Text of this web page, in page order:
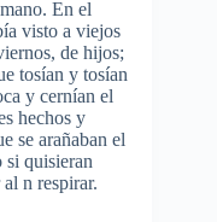
En el
visto a viejos
de hijos;
tosían y tosían
y cernían el
hechos y
se arañaban el
si quisieran
n respirar.